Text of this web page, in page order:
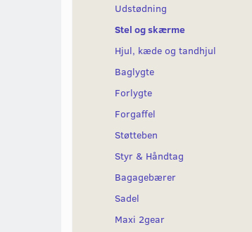
Udstødning
Stel og skærme
Hjul, kæde og tandhjul
Baglygte
Forlygte
Forgaffel
Støtteben
Styr & Håndtag
Bagagebærer
Sadel
Maxi 2gear